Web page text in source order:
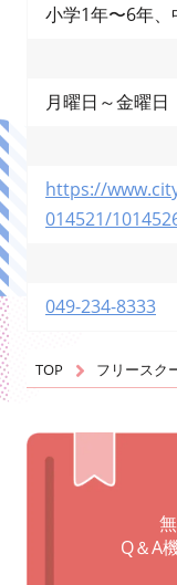
小学1年〜6年
月曜日～金曜
https://
014521/
049-234-8333
TOP フリースク
Q＆A